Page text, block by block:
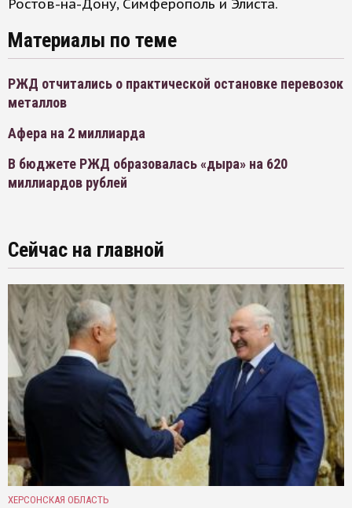
Ростов-на-Дону, Симферополь и Элиста.
Материалы по теме
РЖД отчитались о практической остановке перевозок
металлов
Афера на 2 миллиарда
В бюджете РЖД образовалась «дыра» на 620
миллиардов рублей
Сейчас на главной
ХЕРСОНСКАЯ ОБЛАСТЬ